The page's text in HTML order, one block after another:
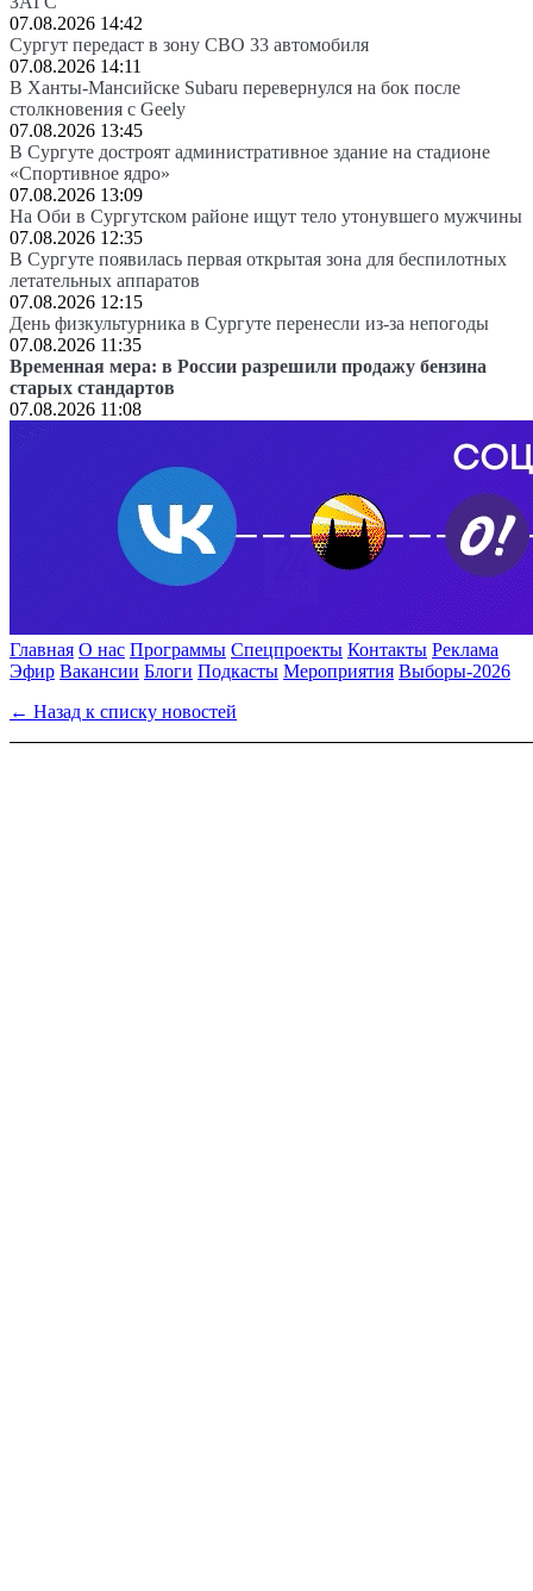
07.08.2026 14:42
Сургут передаст в зону СВО 33 автомобиля
07.08.2026 14:11
В Ханты-Мансийске Subaru перевернулся на бок после
столкновения с Geely
07.08.2026 13:45
В Сургуте достроят административное здание на стадионе
«Спортивное ядро»
07.08.2026 13:09
На Оби в Сургутском районе ищут тело утонувшего мужчины
07.08.2026 12:35
В Сургуте появилась первая открытая зона для беспилотных
летательных аппаратов
07.08.2026 12:15
День физкультурника в Сургуте перенесли из-за непогоды
07.08.2026 11:35
Временная мера: в России разрешили продажу бензина
старых стандартов
07.08.2026 11:08
Главная О нас Программы Спецпроекты Контакты Реклама
Эфир Вакансии Блоги Подкасты Мероприятия Выборы-2026
← Назад к списку новостей